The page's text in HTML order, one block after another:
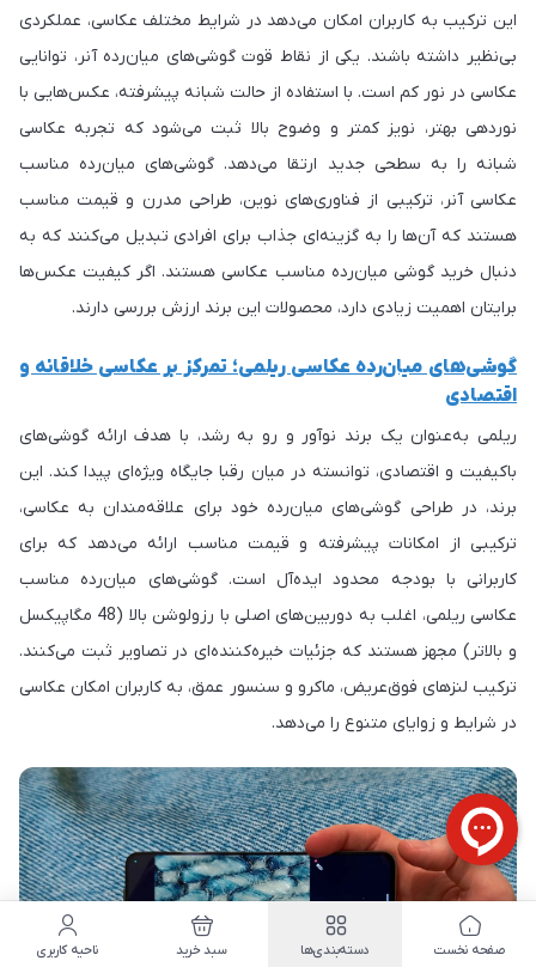
این ترکیب به کاربران امکان می‌دهد در شرایط مختلف عکاسی، عملکردی
بی‌نظیر داشته باشند. یکی از نقاط قوت گوشی‌های میان‌رده آنر، توانایی
عکاسی در نور کم است. با استفاده از حالت شبانه پیشرفته، عکس‌هایی با
نوردهی بهتر، نویز کمتر و وضوح بالا ثبت می‌شود که تجربه عکاسی
شبانه را به سطحی جدید ارتقا می‌دهد. گوشی‌های میان‌رده مناسب
عکاسی آنر، ترکیبی از فناوری‌های نوین، طراحی مدرن و قیمت مناسب
هستند که آن‌ها را به گزینه‌ای جذاب برای افرادی تبدیل می‌کنند که به
دنبال خرید گوشی میان‌رده مناسب عکاسی هستند. اگر کیفیت عکس‌ها
برایتان اهمیت زیادی دارد، محصولات این برند ارزش بررسی دارند.
گوشی‌های میان‌رده عکاسی ریلمی؛ تمرکز بر عکاسی خلاقانه و
اقتصادی
ریلمی به‌عنوان یک برند نوآور و رو به رشد، با هدف ارائه گوشی‌های
باکیفیت و اقتصادی، توانسته در میان رقبا جایگاه ویژه‌ای پیدا کند. این
برند، در طراحی گوشی‌های میان‌رده خود برای علاقه‌مندان به عکاسی،
ترکیبی از امکانات پیشرفته و قیمت مناسب ارائه می‌دهد که برای
کاربرانی با بودجه محدود ایده‌آل است. گوشی‌های میان‌رده مناسب
عکاسی ریلمی، اغلب به دوربین‌های اصلی با رزولوشن بالا (48 مگاپیکسل
و بالاتر) مجهز هستند که جزئیات خیره‌کننده‌ای در تصاویر ثبت می‌کنند.
ترکیب لنزهای فوق‌عریض، ماکرو و سنسور عمق، به کاربران امکان عکاسی
در شرایط و زوایای متنوع را می‌دهد.
صفحه نخست دسته‌بندی‌ها سبد خرید ناحیه کاربری